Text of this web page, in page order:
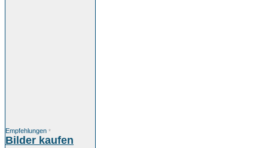
Empfehlungen *
Bilder kaufen